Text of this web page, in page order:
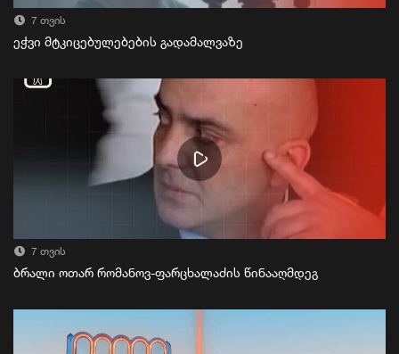
7 თვის
ეჭვი მტკიცებულებების გადამალვაზე
7 თვის
ბრალი ოთარ რომანოვ-ფარცხალაძის წინააღმდეგ